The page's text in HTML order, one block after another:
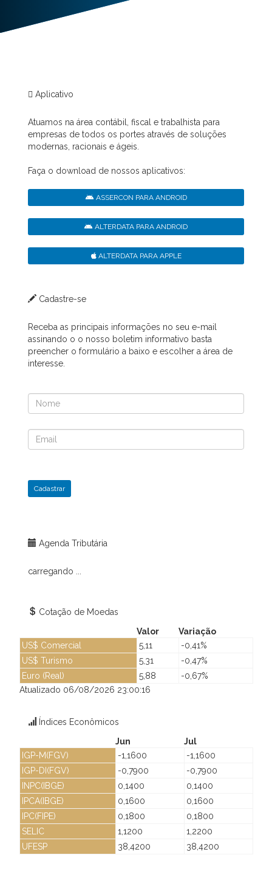
Aplicativo
Atuamos na área contábil, fiscal e trabalhista para
empresas de todos os portes através de soluções
modernas, racionais e ágeis.
Faça o download de nossos aplicativos:
ASSERCON PARA ANDROID
ALTERDATA PARA ANDROID
ALTERDATA PARA APPLE
Cadastre-se
Receba as principais informações no seu e-mail
assinando o o nosso boletim informativo basta
preencher o formulário a baixo e escolher a área de
interesse.
Cadastrar
Agenda Tributária
carregando ...
Cotação de Moedas
Valor
Variação
Atualizado 06/08/2026 23:00:16
US$ Comercial 5,11
-0,41%
US$ Turismo
5,31
-0,47%
Euro (Real)
5,88 -0,67%
Índices Econômicos
Jun
Jul
IGP-M(FGV)
-1,1600
-1,1600
IGP-DI(FGV)
-0,7900
-0,7900
INPC(IBGE)
0,1400
0,1400
IPCA(IBGE)
0,1600
0,1600
IPC(FIPE)
0,1800
0,1800
SELIC
1,1200
1,2200
UFESP
38,4200 38,4200